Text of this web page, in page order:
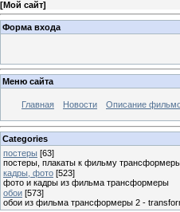
[Мой сайт]
Форма входа
Меню сайта
Главная Новости Описание
Categories
постеры [63]
постеры, плакаты к фильму
кадры, фото [523]
фото и кадры из фильма трансформеры
обои [573]
обои из фильма трансформеры 2 -